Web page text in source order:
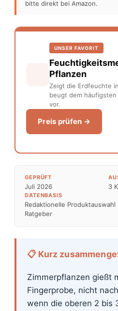
bitte direkt bei Amazon.
UNSER FAVORIT
Pflanzen
Zeigt die Erdfeuchte
beugt dem
vor.
Preis prüfen →
GEPRÜFT
Juli 2026 3
DATENBASIS
Redaktionelle
Ratgeber
📋 Kurz
Zimmerpflanzen gießt
Fingerprobe, nicht
wenn die oberen 2 bis